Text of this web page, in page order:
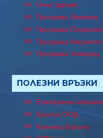
Очно здраве
Програма Лекзема
Програма Псоралек
Програма Имунитет
Програма Хеморид
ПОЛЕЗНИ ВРЪЗКИ
Електронен магазин
Борола ООД
Клиника Борола